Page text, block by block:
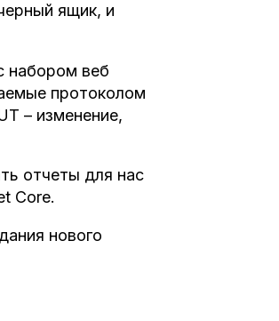
ящик, и
набором веб
протоколом
– изменение,
отчеты для нас
Core.
нового